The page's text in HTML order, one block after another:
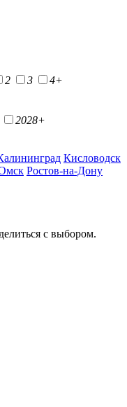
2 3
4+
2028+
Кисловодск
Ростов-на-Дону
с выбором.